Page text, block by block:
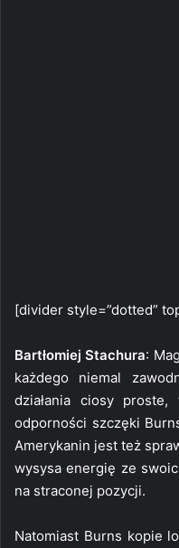
[divider style=”dotted”
Bartłomiej Stachura:
każdego niemal
działania ciosy
odporności szczęki
Amerykanin jest też
wysysa energię ze
na straconej pozycji.
Natomiast Burns kopie